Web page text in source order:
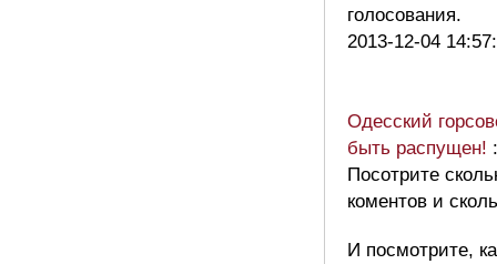
голосования.
2013-12-04
Одесский
быть распущен! :
Посотрите
коментов и
И посмотрите,